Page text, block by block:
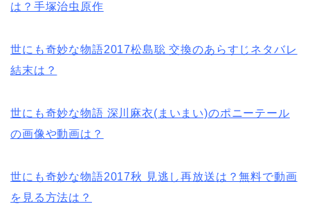
は？手塚治虫原作
世にも奇妙な物語2017松島聡 交換のあらすじネタバレ
結末は？
世にも奇妙な物語 深川麻衣(まいまい)のポニーテール
の画像や動画は？
世にも奇妙な物語2017秋 見逃し再放送は？無料で動画
を見る方法は？